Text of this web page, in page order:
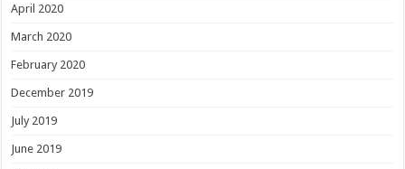
April 2020
March 2020
February 2020
December 2019
July 2019
June 2019